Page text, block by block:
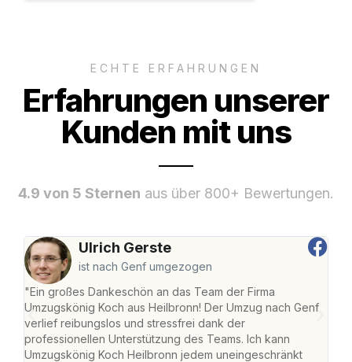
ECHTE ERFAHRUNGEN
Erfahrungen unserer
Kunden mit uns
4.9 von 5 Sternen aus über 800+ Bewertungen.
Ulrich Gerste
ist nach Genf umgezogen
"Ein großes Dankeschön an das Team der Firma
Umzugskönig Koch aus Heilbronn! Der Umzug nach Genf
verlief reibungslos und stressfrei dank der
professionellen Unterstützung des Teams. Ich kann
Umzugskönig Koch Heilbronn jedem uneingeschränkt